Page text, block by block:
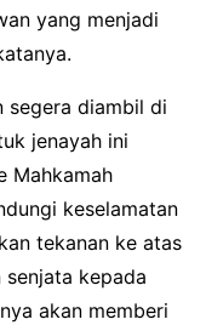
yang menjadi
segera diambil di
jenayah ini
Mahkamah
keselamatan
tekanan ke atas
kepada
akan memberi